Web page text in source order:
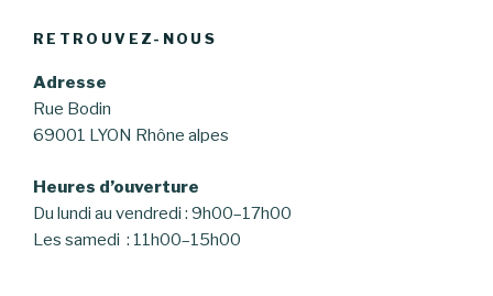
RETROUVEZ-NOUS
Adresse
Rue Bodin
69001 LYON Rhône alpes
Heures d’ouverture
Du lundi au vendredi : 9h00–17h00
Les samedi : 11h00–15h00